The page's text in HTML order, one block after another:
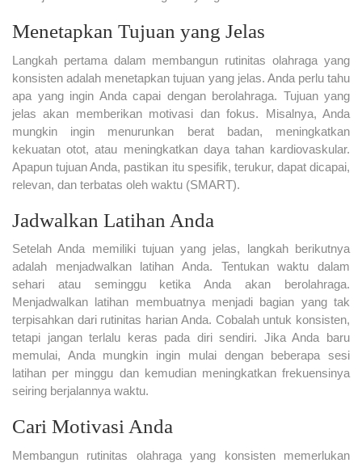
Menetapkan Tujuan yang Jelas
Langkah pertama dalam membangun rutinitas olahraga yang
konsisten adalah menetapkan tujuan yang jelas. Anda perlu tahu
apa yang ingin Anda capai dengan berolahraga. Tujuan yang
jelas akan memberikan motivasi dan fokus. Misalnya, Anda
mungkin ingin menurunkan berat badan, meningkatkan
kekuatan otot, atau meningkatkan daya tahan kardiovaskular.
Apapun tujuan Anda, pastikan itu spesifik, terukur, dapat dicapai,
relevan, dan terbatas oleh waktu (SMART).
Jadwalkan Latihan Anda
Setelah Anda memiliki tujuan yang jelas, langkah berikutnya
adalah menjadwalkan latihan Anda. Tentukan waktu dalam
sehari atau seminggu ketika Anda akan berolahraga.
Menjadwalkan latihan membuatnya menjadi bagian yang tak
terpisahkan dari rutinitas harian Anda. Cobalah untuk konsisten,
tetapi jangan terlalu keras pada diri sendiri. Jika Anda baru
memulai, Anda mungkin ingin mulai dengan beberapa sesi
latihan per minggu dan kemudian meningkatkan frekuensinya
seiring berjalannya waktu.
Cari Motivasi Anda
Membangun rutinitas olahraga yang konsisten memerlukan